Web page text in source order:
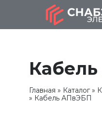
Главная Каталог
Кабель АПвЭБП